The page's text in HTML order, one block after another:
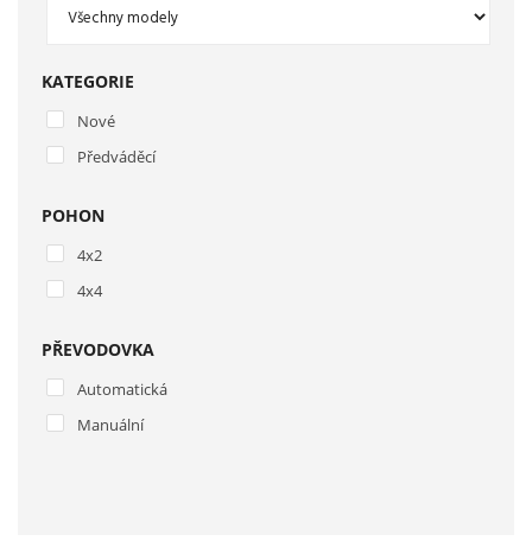
KATEGORIE
Nové
Předváděcí
POHON
4x2
4x4
PŘEVODOVKA
Automatická
Manuální